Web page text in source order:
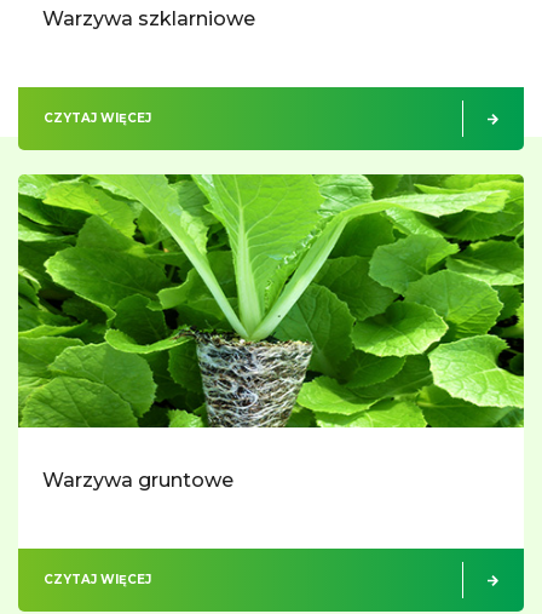
Warzywa szklarniowe
CZYTAJ WIĘCEJ
Warzywa gruntowe
CZYTAJ WIĘCEJ